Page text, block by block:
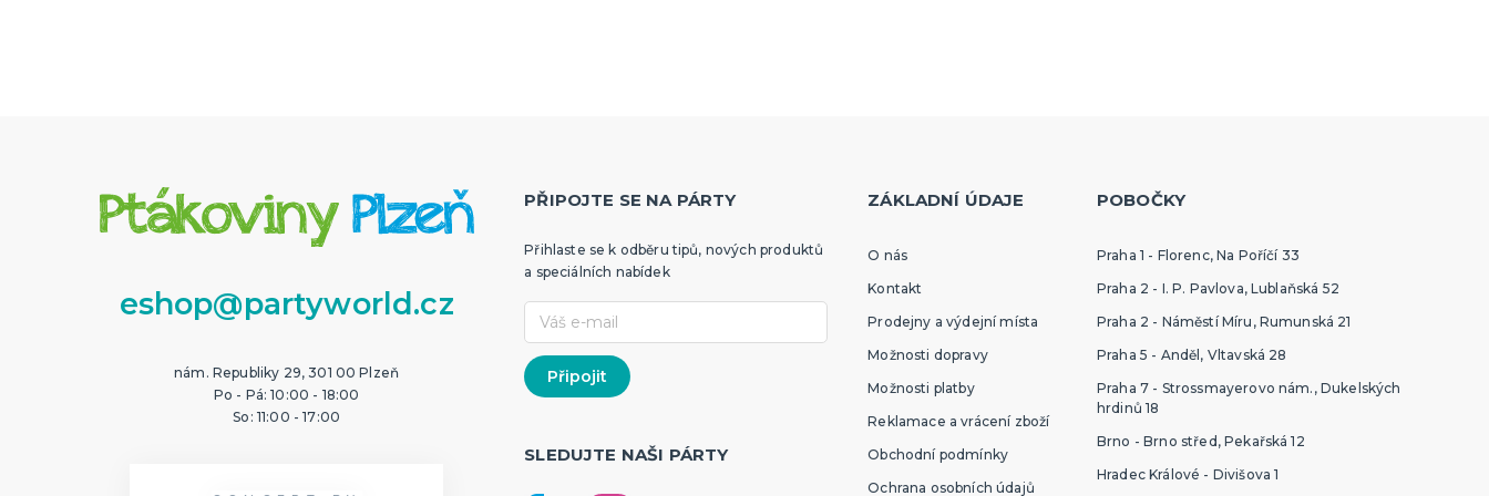
eshop@partyworld.cz
nám. Republiky 29, 301 00 Plzeň
Po - Pá: 10:00 - 18:00
So: 11:00 - 17:00
PŘIPOJTE SE NA PÁRTY
Přihlaste se k odběru tipů, nových produktů
a speciálních nabídek
SLEDUJTE NAŠI PÁRTY
ZÁKLADNÍ ÚDAJE
O nás
Kontakt
Prodejny a výdejní místa
Možnosti dopravy
Možnosti platby
Reklamace a vrácení zboží
Obchodní podmínky
Ochrana osobních údajů
POBOČKY
Praha 1 - Florenc, Na Poříčí 33
Praha 2 - I. P. Pavlova, Lublaňská 52
Praha 2 - Náměstí Míru, Rumunská 21
Praha 5 - Anděl, Vltavská 28
Praha 7 - Strossmayerovo nám., Dukelských
hrdinů 18
Brno - Brno střed, Pekařská 12
Hradec Králové - Divišova 1